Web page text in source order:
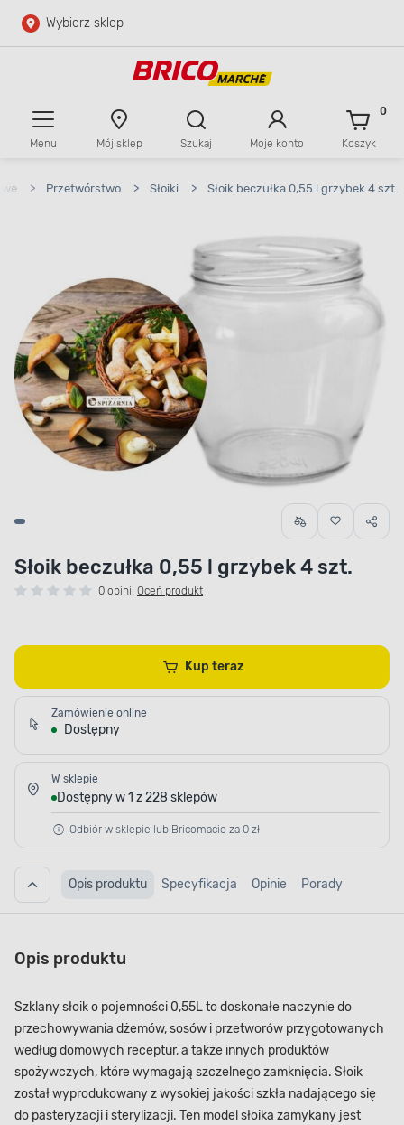
Przejdź do głównej zawartości
Wybierz sklep
Menu Mój sklep Szukaj Moje konto Koszyk
0
> Przetwórstwo > Słoiki > Słoik beczułka 0,55 l grzybek 4 szt.
Słoik beczułka 0,55 l grzybek 4 szt.
0 opinii Oceń produkt
Kup teraz
Zamówienie online
Dostępny
W sklepie
Dostępny w 1 z 228 sklepów
Odbiór w sklepie lub Bricomacie za 0 zł
Opis produktu Specyfikacja Opinie Porady
Opis produktu
Szklany słoik o pojemności 0,55L to doskonałe naczynie do
przechowywania dżemów, sosów i przetworów przygotowanych
według domowych receptur, a także innych produktów
spożywczych, które wymagają szczelnego zamknięcia. Słoik
został wyprodukowany z wysokiej jakości szkła nadającego się
do pasteryzacji i sterylizacji. Ten model słoika zamykany jest